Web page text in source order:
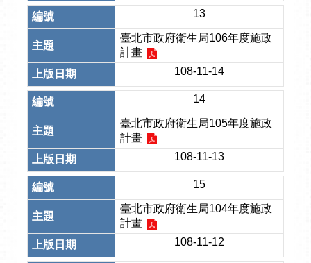
13
臺北市政府衛生局106年度施政
計畫
108-11-14
14
臺北市政府衛生局105年度施政
計畫
108-11-13
15
臺北市政府衛生局104年度施政
計畫
108-11-12